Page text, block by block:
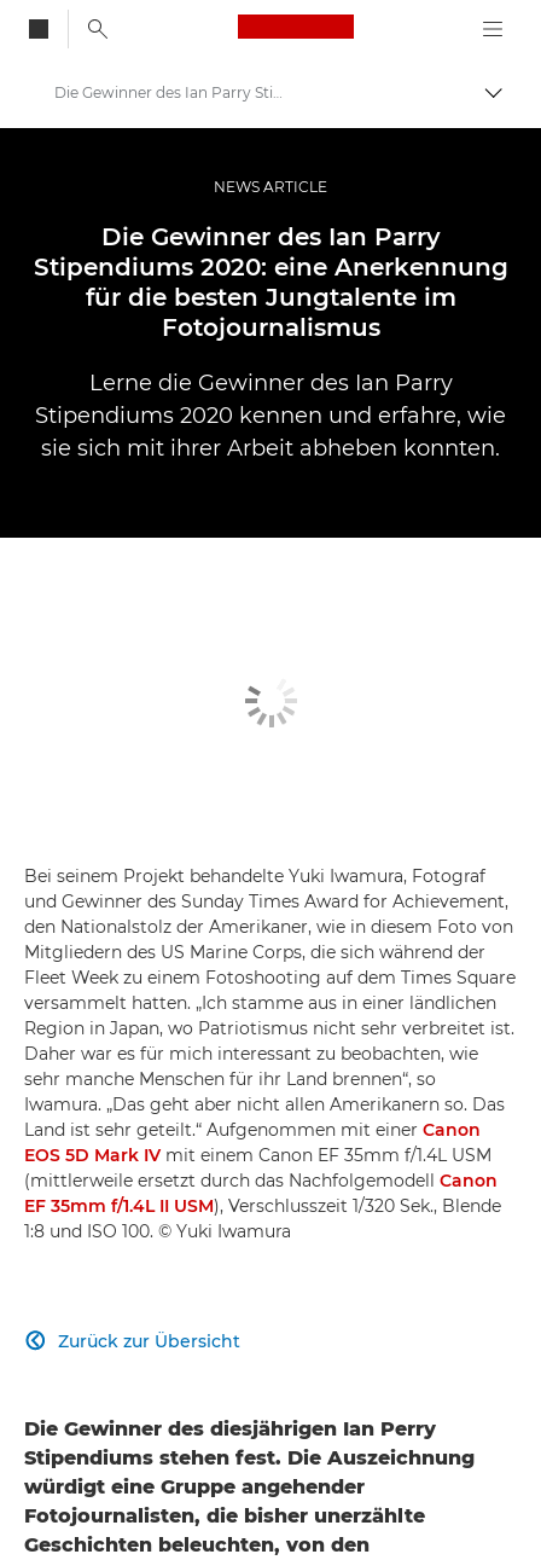
Canon Logo, back
Auf
Das Neuste zu Videos, Drucken und zur Fotografie
Die Gewinner des Ian Parry Stipendiums 2020
NEWS ARTICLE
Die Gewinner des Ian Parry
Stipendiums 2020: eine Anerkennung
für die besten Jungtalente im
Fotojournalismus
Lerne die Gewinner des Ian Parry
Stipendiums 2020 kennen und erfahre, wie
sie sich mit ihrer Arbeit abheben konnten.
Bei seinem Projekt behandelte Yuki Iwamura, Fotograf
und Gewinner des Sunday Times Award for Achievement,
den Nationalstolz der Amerikaner, wie in diesem Foto von
Mitgliedern des US Marine Corps, die sich während der
Fleet Week zu einem Fotoshooting auf dem Times Square
versammelt hatten. „Ich stamme aus in einer ländlichen
Region in Japan, wo Patriotismus nicht sehr verbreitet ist.
Daher war es für mich interessant zu beobachten, wie
sehr manche Menschen für ihr Land brennen“, so
Iwamura. „Das geht aber nicht allen Amerikanern so. Das
Land ist sehr geteilt.“ Aufgenommen mit einer Canon
EOS 5D Mark IV mit einem Canon EF 35mm f/1.4L USM
(mittlerweile ersetzt durch das Nachfolgemodell Canon
EF 35mm f/1.4L II USM), Verschlusszeit 1/320 Sek., Blende
1:8 und ISO 100. © Yuki Iwamura
Zurück zur Übersicht

Die Gewinner des diesjährigen Ian Perry
Stipendiums stehen fest. Die Auszeichnung
würdigt eine Gruppe angehender
Fotojournalisten, die bisher unerzählte
Geschichten beleuchten, von den